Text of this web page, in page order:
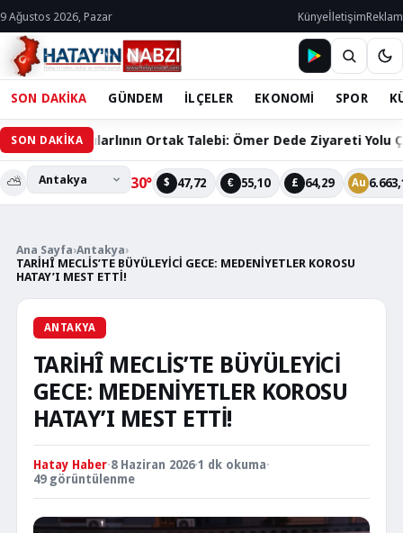
9 Ağustos 2026, Pazar KünyeİletişimReklam
SON DAKİKA GÜNDEM İLÇELER EKONOMİ SPOR
SON DAKİKAOrtak Talebi: Ömer Dede Ziyareti Yolu Çözüm
⛅ 30° $ 47,72 € 55,10 £ 64,29 Au
Ana Sayfa›Antakya›
TARİHÎ MECLİS’TE BÜYÜLEYİCİ GECE: MEDENİYETLER KOROSU
HATAY’I MEST ETTİ!
ANTAKYA
TARİHÎ MECLİS’TE BÜYÜLEYİCİ
GECE: MEDENİYETLER KOROSU
HATAY’I MEST ETTİ!
Hatay Haber·8 Haziran 2026·1 dk okuma·
49 görüntülenme